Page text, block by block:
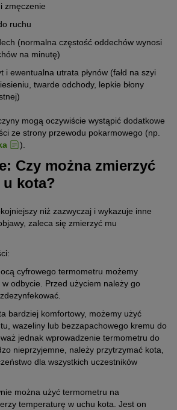
zmęczenie
ruchu
(normalna częstość oddechów wynosi
na minutę)
i ewentualna utrata płynów (fałd na szyi
twarde odchody, lepkie błony
mogą oczywiście wystąpić dodatkowe
ze strony przewodu pokarmowego (np.
).
Czy można zmierzyć
u kota?
niż zazwyczaj i wykazuje inne
zaleca się zmierzyć mu
cyfrowego termometru możemy
odbycie. Przed użyciem należy go
bardziej komfortowy, możemy użyć
wazeliny lub bezzapachowego kremu do
jednak wprowadzenie termometru do
nieprzyjemne, należy przytrzymać kota,
dla wszystkich uczestników
można użyć termometru na
temperaturę w uchu kota. Jest on